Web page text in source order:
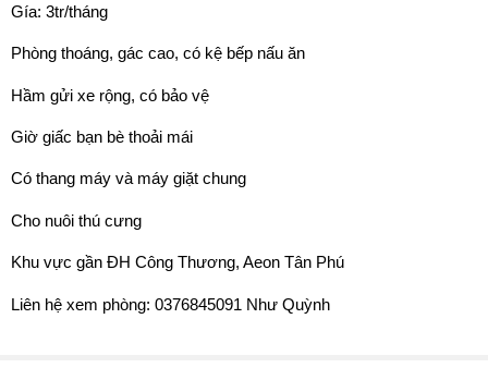
Gía: 3tr/tháng
Phòng thoáng, gác cao, có kệ bếp nấu ăn
Hầm gửi xe rộng, có bảo vệ
Giờ giấc bạn bè thoải mái
Có thang máy và máy giặt chung
Cho nuôi thú cưng
Khu vực gần ĐH Công Thương, Aeon Tân Phú
Liên hệ xem phòng: 0376845091 Như Quỳnh